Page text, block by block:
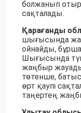
болжанып
сақталады.
Қарағанды
шығысында
ойнайды,
Шығысында
жаңбыр
төтенше,
өрт қаупі
таңертең